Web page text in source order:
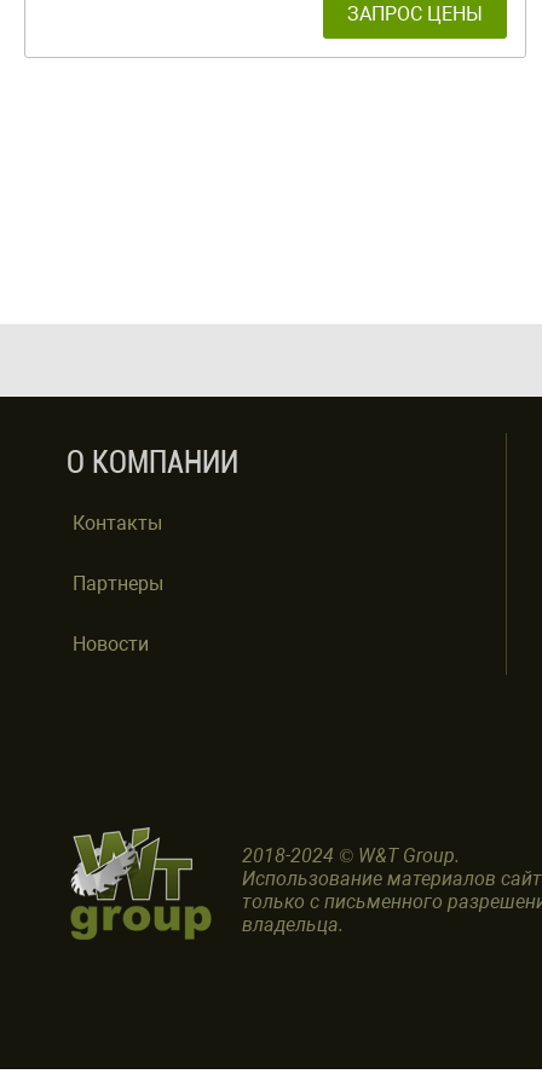
ЗАПРОС ЦЕНЫ
О КОМПАНИИ
Контакты
Партнеры
Новости
2018-2024 © W&T Group.
Использование материалов
только с письменного
владельца.